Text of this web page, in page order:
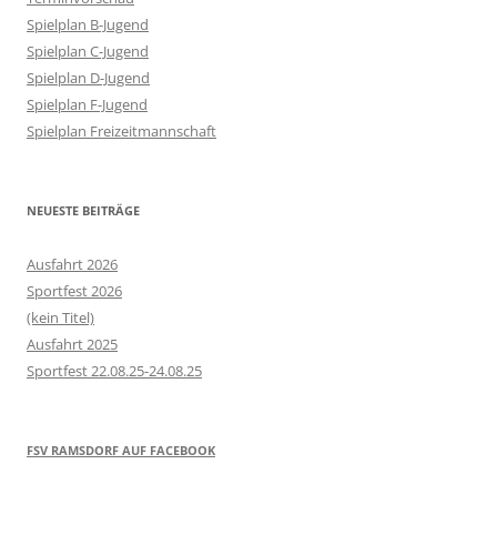
Spielplan B-Jugend
Spielplan C-Jugend
Spielplan D-Jugend
Spielplan F-Jugend
Spielplan Freizeitmannschaft
NEUESTE BEITRÄGE
Ausfahrt 2026
Sportfest 2026
(kein Titel)
Ausfahrt 2025
Sportfest 22.08.25-24.08.25
FSV RAMSDORF AUF FACEBOOK